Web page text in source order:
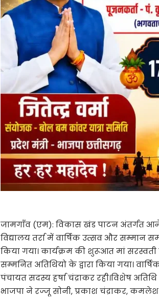
जामगाँव (एम): विकास खंड पाटन अंतर्गत
विद्यालय तर्रा में वार्षिक उत्सव और
किया गया। कार्यक्रम की शुरूआत मां सरस्वती
सम्मनित अतिथियो के द्वारा किया गया।
पंचायत सदस्य हर्षा चंद्राकर रही।विशेष
भाजपा ने रज्जू सोनी, प्रकाश चंद्राकर,